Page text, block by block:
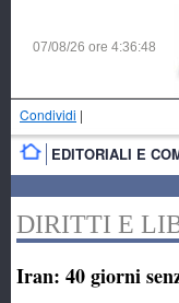
07/08/26 ore 4:36:49
Condividi |
EDITORIALI E
DIRITTI E
Iran: 40 giorni